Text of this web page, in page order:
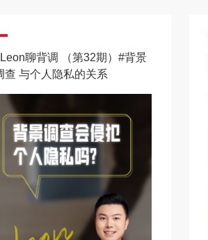
聊背调 （第32期）#背景
查 与个人隐私的关系